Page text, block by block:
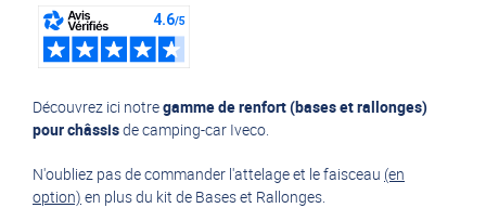
SMV (2)
Découvrez ici notregamme de renfort (bases et rallonges)
pour châssisde camping-car Iveco.
N'oubliez pas de commander l'attelage et le faisceau (en
option) en plus du kit de Bases et Rallonges.